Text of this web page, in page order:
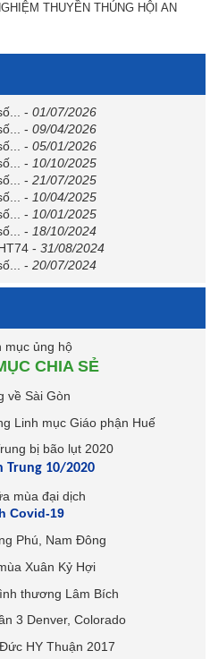
THUYỀN THÚNG HỘI AN
- 01/07/2026
- 09/04/2026
- 05/01/2026
- 10/10/2025
- 21/07/2025
- 10/04/2025
- 10/01/2025
- 18/10/2024
- 31/08/2024
- 20/07/2024
CHIA SẺ
Trung 10/2020
Covid-19